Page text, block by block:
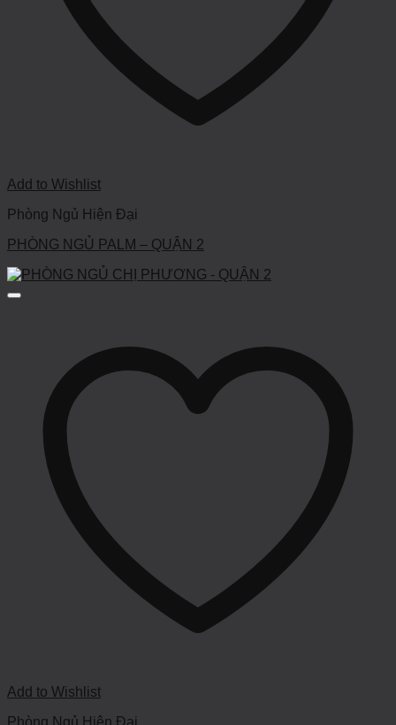
Add to Wishlist
Phòng Ngủ Hiện Đại
PHÒNG NGỦ PALM – QUẬN 2
Add to Wishlist